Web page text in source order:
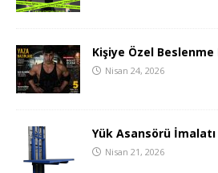
Kişiye Özel Beslenme
Nisan 24, 2026
Yük Asansörü İmalatı
Nisan 21, 2026